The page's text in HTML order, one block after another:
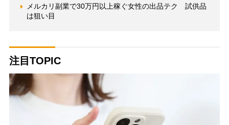
メルカリ副業で30万円以上稼ぐ女性の出品テク 試供品
は狙い目
注目TOPIC